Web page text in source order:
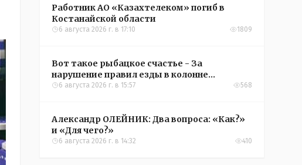
Работник АО «Казахтелеком» погиб в
Костанайской области
6 августа 2026 г. в 17:10 1809
Вот такое рыбацкое счастье - За
нарушение правил езды в колонне
оштрафовали участников соревнований в
6 августа 2026 г. в 15:57 568
Александр ОЛЕЙНИК: Два вопроса: «Как?»
и «Для чего?»
6 августа 2026 г. в 14:32 410